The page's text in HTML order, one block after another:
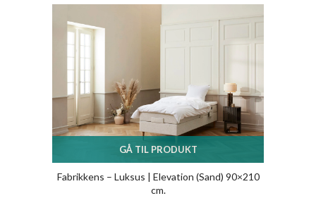
GÅ TIL PRODUKT
Fabrikkens – Luksus | Elevation (Sand) 90×210
cm.